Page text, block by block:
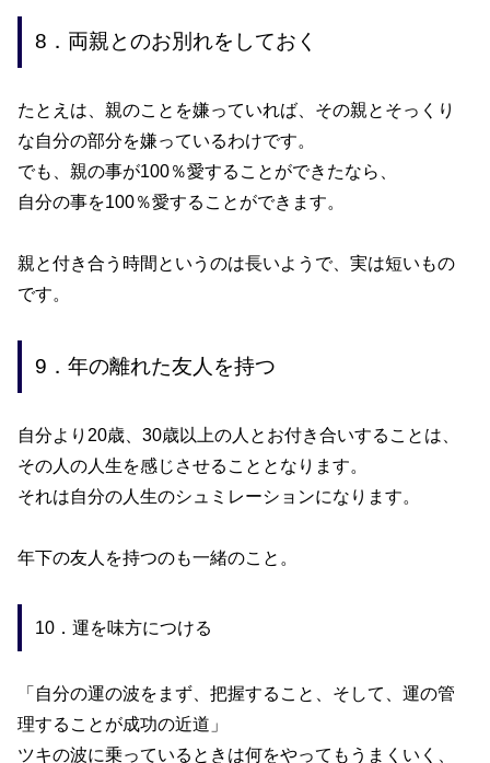
8．両親とのお別れをしておく
たとえは、親のことを嫌っていれば、その親とそっくり
な自分の部分を嫌っているわけです。
でも、親の事が100％愛することができたなら、
自分の事を100％愛することができます。
親と付き合う時間というのは長いようで、実は短いもの
です。
9．年の離れた友人を持つ
自分より 20歳、30歳以上の人とお付き合いすることは、
その人の人生を感じさせることとなります。
それは自分の人生のシュミレーションになります。
年下の友人を持つのも一緒のこと。
10．運を味方につける
「自分の運の波をまず、把握すること、そして、運の管
理することが成功の近道」
ツキの波に乗っているときは何をやってもうまくいく、